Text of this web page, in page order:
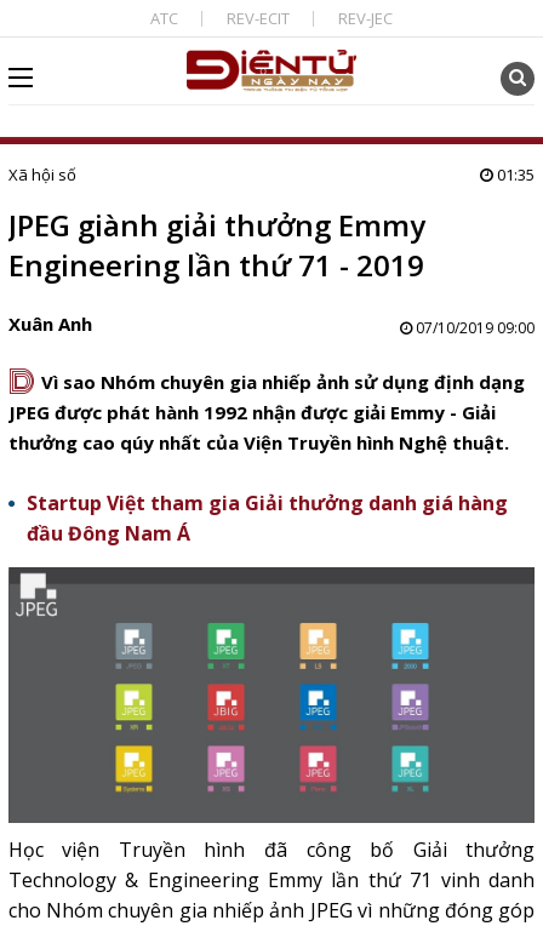
ATC REV-ECIT REV-JEC
Xã hội số 01:35
JPEG giành giải thưởng Emmy
Engineering lần thứ 71 - 2019
Xuân Anh 07/10/2019 09:00
D Vì sao Nhóm chuyên gia nhiếp ảnh sử dụng định dạng
JPEG được phát hành 1992 nhận được giải Emmy - Giải
thưởng cao qúy nhất của Viện Truyền hình Nghệ thuật.
Startup Việt tham gia Giải thưởng danh giá hàng
đầu Đông Nam Á
Học viện Truyền hình đã công bố Giải thưởng
Technology & Engineering Emmy lần thứ 71 vinh danh
cho Nhóm chuyên gia nhiếp ảnh JPEG vì những đóng góp